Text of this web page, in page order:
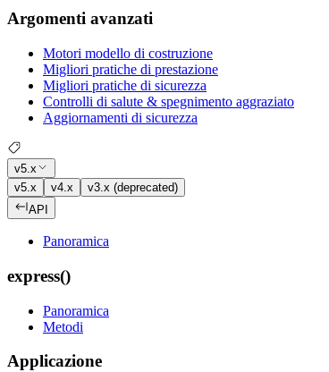
Argomenti avanzati
Motori modello di costruzione
Migliori pratiche di prestazione
Migliori pratiche di sicurezza
Controlli di salute & spegnimento aggraziato
Aggiornamenti di sicurezza
v5.x
v5.x
v4.x
v3.x (deprecated)
API
Panoramica
express()
Panoramica
Metodi
Applicazione